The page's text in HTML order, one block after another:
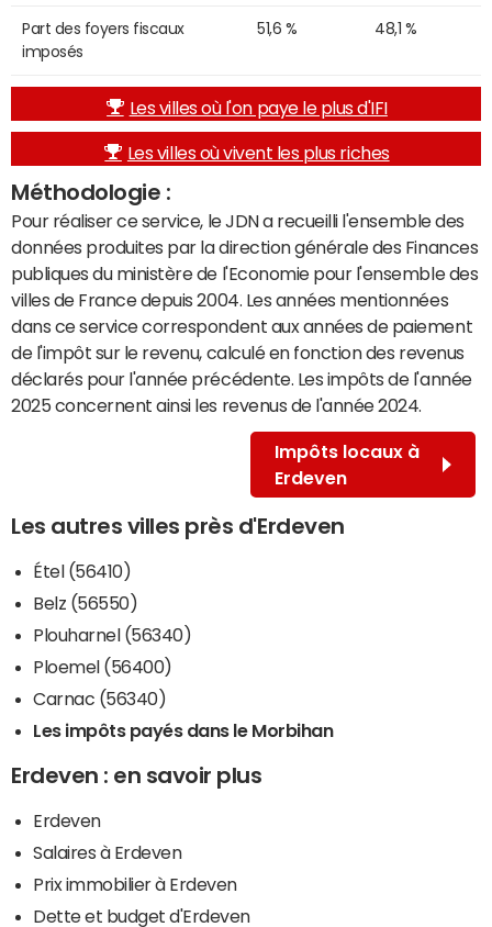
Part des foyers fiscaux
imposés
51,6 % 48,1 %
Les villes où l'on paye le plus d'IFI
Les villes où vivent les plus riches
Méthodologie :
Pour réaliser ce service, le JDN a recueilli l'ensemble des
données produites par la direction générale des Finances
publiques du ministère de l'Economie pour l'ensemble des
villes de France depuis 2004. Les années mentionnées
dans ce service correspondent aux années de paiement
de l'impôt sur le revenu, calculé en fonction des revenus
déclarés pour l'année précédente. Les impôts de l'année
2025 concernent ainsi les revenus de l'année 2024.
Impôts locaux à
Erdeven
Les autres villes près d'Erdeven
Étel (56410)
Belz (56550)
Plouharnel (56340)
Ploemel (56400)
Carnac (56340)
Les impôts payés dans le Morbihan
Erdeven : en savoir plus
Erdeven
Salaires à Erdeven
Prix immobilier à Erdeven
Dette et budget d'Erdeven